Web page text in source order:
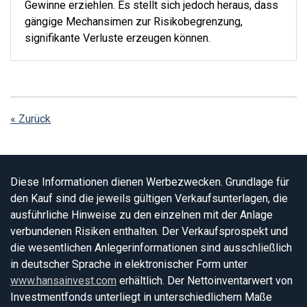
Gewinne erziehlen. Es stellt sich jedoch heraus, dass
gängige Mechansimen zur Risikobegrenzung,
signifikante Verluste erzeugen können.
« Zurück
Diese Informationen dienen Werbezwecken. Grundlage für
den Kauf sind die jeweils gültigen Verkaufsunterlagen, die
ausführliche Hinweise zu den einzelnen mit der Anlage
verbundenen Risiken enthalten. Der Verkaufsprospekt und
die wesentlichen Anlegerinformationen sind ausschließlich
in deutscher Sprache in elektronischer Form unter
www.hansainvest.com erhältlich. Der Nettoinventarwert von
Investmentfonds unterliegt in unterschiedlichem Maße